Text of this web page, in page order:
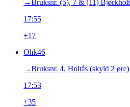
→‎Bruksnr. (5), 7 & (11)
17:55
+17
Ohk46
→‎Bruksnr. 4, Holtås (skyld 2 øre)
17:53
+35